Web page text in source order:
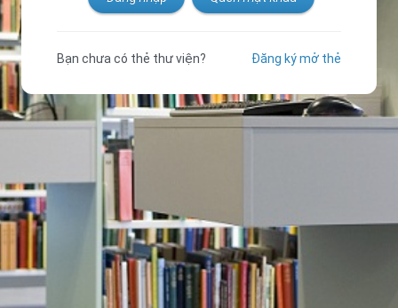
Bạn chưa có thẻ thư viện? Đăng ký mở thẻ